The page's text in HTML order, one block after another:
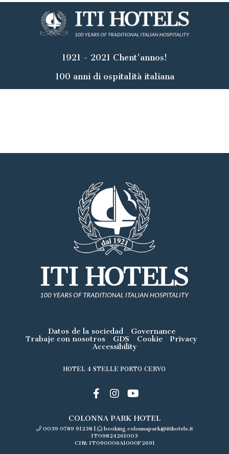
1921 - 2021 Chent'annos!
100 anni di ospitalità italiana
Datos de la sociedad
Governance
Trabaje con nosotros
GDS Cookie
Privacy
Accessibility
HOTEL 4 STELLE PORTO CERVO
COLONNA PARK HOTEL
0039 0789 91238 |
booking.colonnapark@itihotels.it
IT09824261003
CIN: IT090006A1000F2691